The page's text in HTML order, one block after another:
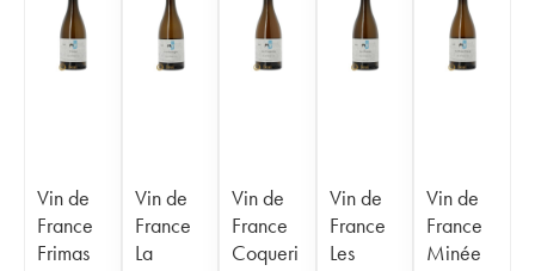
Vin de
France
Frimas
Vin de
France
La
Vin de
France
Coqueri
Vin de
France
Les
Vin de
France
Minée